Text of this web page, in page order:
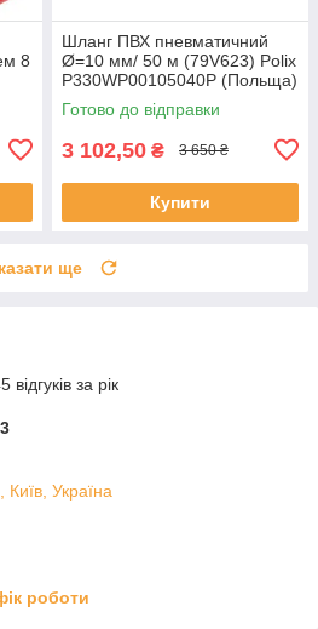
8
Шланг ПВХ пневматичний
Ø=10 мм/ 50 м (79V623) Polix
P330WP00105040P (Польща)
Готово до відправки
3 102,50 ₴ 3 650 ₴
Купити
ще
за рік
Україна
роботи